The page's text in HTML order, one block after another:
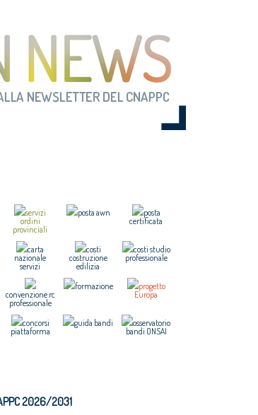
servizi
ordini
provinciali
posta awn
posta
certificata
carta
nazionale
servizi
costi
costruzione
edilizia
costi studio
professionale
convenzione rc
professionale
formazione
progetto
Europa
concorsi
piattaforma
guida bandi
osservatorio
bandi ONSAI
2026/2031